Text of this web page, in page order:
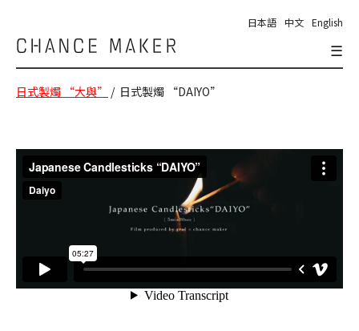
日本語 中文 English
Chance
Maker
☰
日式製燭 “大與” / 日式製燭 “DAIYO”